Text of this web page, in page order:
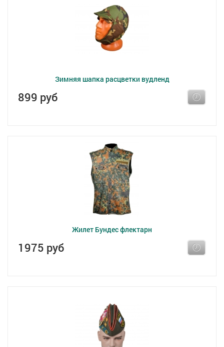
Зимняя шапка расцветки вудленд
899 руб
Жилет Бундес флектарн
1975 руб